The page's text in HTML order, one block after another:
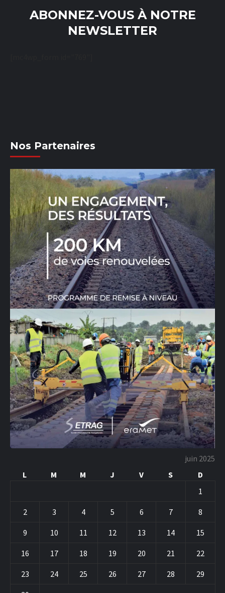
ABONNEZ-VOUS À NOTRE
NEWSLETTER
Nos Partenaires
juin 2025
L
M M J V S
D
1
2 3 4 5 6 7 8
9 10 11 12 13 14 15
16 17 18 19 20 21 22
23 24 25 26 27 28 29